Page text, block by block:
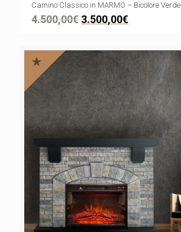
Camino Classico in MARMO – Bicolore Verde
4.500,00€ 3.500,00€